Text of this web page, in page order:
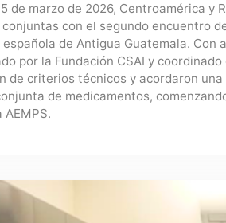
de marzo de 2026, Centroamérica y
con el segundo encuentro
de Antigua Guatemala. Con
por la Fundación CSAI y
de criterios técnicos y acordaron
de medicamentos,